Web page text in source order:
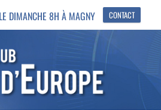
DIMANCHE 8H À MAGNY CONTACT